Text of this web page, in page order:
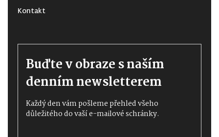
Kontakt
Buďte v obraze s naším
denním newsletterem
Každý den vám pošleme přehled všeho
důležitého do vaší e-mailové schránky.